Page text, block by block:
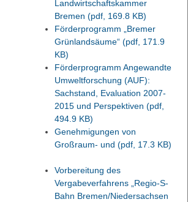
Landwirtschaftskammer
Bremen (pdf, 169.8 KB)
Förderprogramm „Bremer
Grünlandsäume“ (pdf, 171.9
KB)
Förderprogramm Angewandte
Umweltforschung (AUF):
Sachstand, Evaluation 2007-
2015 und Perspektiven (pdf,
494.9 KB)
Genehmigungen von
Großraum- und (pdf, 17.3 KB)
Vorbereitung des
Vergabeverfahrens „Regio-S-
Bahn Bremen/Niedersachsen